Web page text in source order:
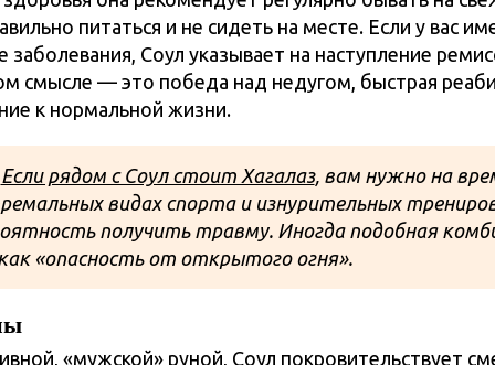
питаться и не сидеть на месте. Если у вас
заболевания, Соул указывает на наступление
смысле — это победа над недугом, быстрая
к нормальной жизни.
Если рядом с Соул стоит Хагалаз, вам нужно на
видах спорта и изнурительных
получить травму. Иногда подобная
«опасность от открытого огня».
«мужской» руной, Соул покровительствует